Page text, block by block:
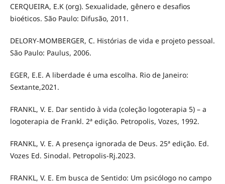
CERQUEIRA, E.K (org). Sexualidade, gênero e desafios
bioéticos. São Paulo: Difusão, 2011.
DELORY-MOMBERGER, C. Histórias de vida e projeto pessoal.
São Paulo: Paulus, 2006.
EGER, E.E. A liberdade é uma escolha. Rio de Janeiro:
Sextante,2021.
FRANKL, V. E. Dar sentido à vida (coleção logoterapia 5) – a
logoterapia de Frankl. 2ª edição. Petropolis, Vozes, 1992.
FRANKL, V. E. A presença ignorada de Deus. 25ª edição. Ed.
Vozes Ed. Sinodal. Petropolis-Rj.2023.
FRANKL, V. E. Em busca de Sentido: Um psicólogo no campo